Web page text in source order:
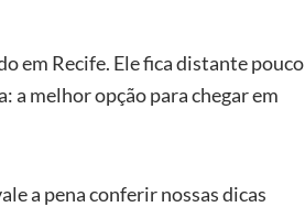
em Recife. Ele fica distante pouco
a melhor opção para chegar em
a pena conferir nossas dicas